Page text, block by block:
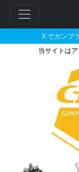
X でガンプ
当サイトは
MG 1/100